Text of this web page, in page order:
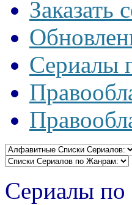
Заказать
Сериалы
Сериалы по